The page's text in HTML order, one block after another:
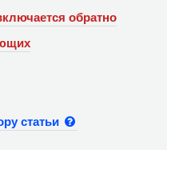
обратно
статьи